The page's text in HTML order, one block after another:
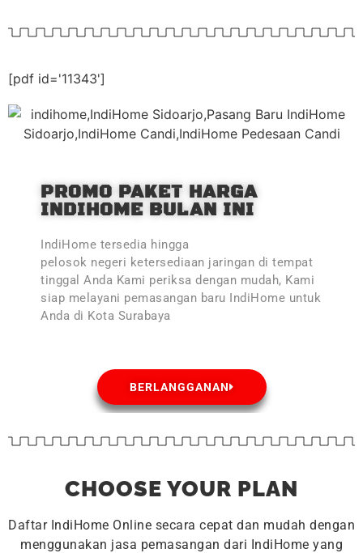
[pdf id='11343']
PROMO PAKET HARGA
INDIHOME BULAN INI
IndiHome tersedia hingga
pelosok negeri ketersediaan jaringan di tempat
tinggal Anda Kami periksa dengan mudah, Kami
siap melayani pemasangan baru IndiHome untuk
Anda di Kota Surabaya
BERLANGGANAN
CHOOSE YOUR PLAN
Daftar IndiHome Online secara cepat dan mudah dengan
menggunakan jasa pemasangan dari IndiHome yang